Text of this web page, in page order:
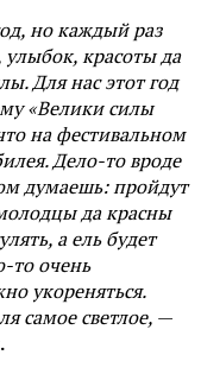
но каждый раз
улыбок, красоты да
Для нас этот год
«Велики силы
на фестивальном
Дело-то вроде
думаешь: пройдут
да красны
а ель будет
то очень
укореняться.
самое светлое, —